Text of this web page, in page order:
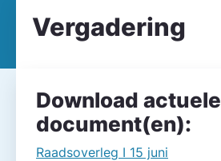
Vergadering
Download actuele
document(en):
Raadsoverleg I 15 juni